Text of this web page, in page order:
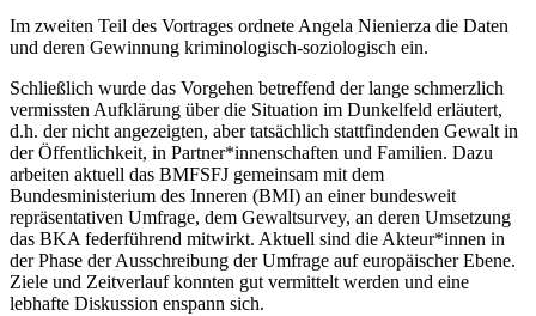
Im zweiten Teil des Vortrages ordnete Angela Nienierza die Daten
und deren Gewinnung kriminologisch-soziologisch ein.
Schließlich wurde das Vorgehen betreffend der lange schmerzlich
vermissten Aufklärung über die Situation im Dunkelfeld erläutert,
d.h. der nicht angezeigten, aber tatsächlich stattfindenden Gewalt in
der Öffentlichkeit, in Partner*innenschaften und Familien. Dazu
arbeiten aktuell das BMFSFJ gemeinsam mit dem
Bundesministerium des Inneren (BMI) an einer bundesweit
repräsentativen Umfrage, dem Gewaltsurvey, an deren Umsetzung
das BKA federführend mitwirkt. Aktuell sind die Akteur*innen in
der Phase der Ausschreibung der Umfrage auf europäischer Ebene.
Ziele und Zeitverlauf konnten gut vermittelt werden und eine
lebhafte Diskussion enspann sich.